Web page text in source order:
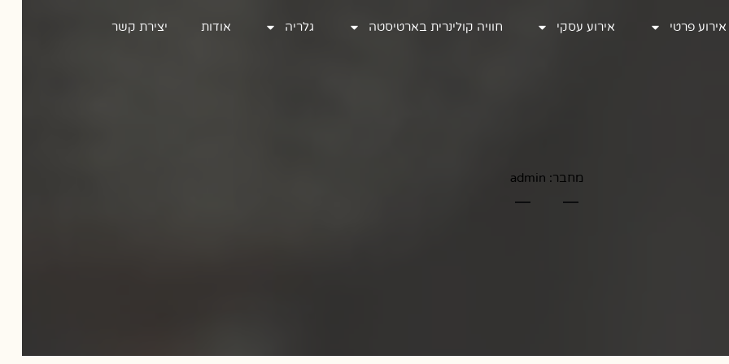
אירוע פרטי אירוע עסקי חוויה קולינרית בארטיסטה גלריה אודות יצירת קשר אירוע פרטי אירוע עסקי חוויה קולינרית בארטיסטה גלריה אודות יצירת קשר
מחבר: admin